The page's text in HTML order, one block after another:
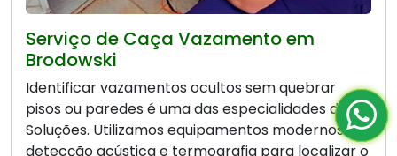
Serviço de Caça Vazamento em
Brodowski
Identificar vazamentos ocultos sem quebrar
pisos ou paredes é uma das especialidades da Bio
Soluções. Utilizamos equipamentos modernos de
detecção acústica e termografia para localizar o